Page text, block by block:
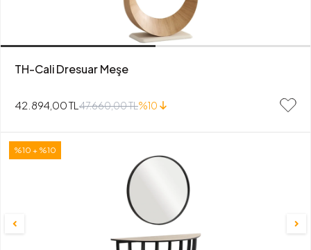
TH-Cali Dresuar Meşe
42.894,00 TL 47.660,00 TL%10
%10 + %10